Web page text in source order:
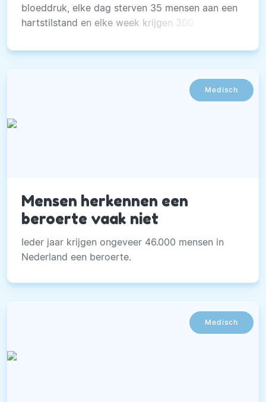
bloeddruk, elke dag sterven 35 mensen aan een
hartstilstand en elke week krijgen 300
Medisch
Mensen herkennen een
beroerte vaak niet
Ieder jaar krijgen ongeveer 46.000 mensen in
Nederland een beroerte.
Medisch